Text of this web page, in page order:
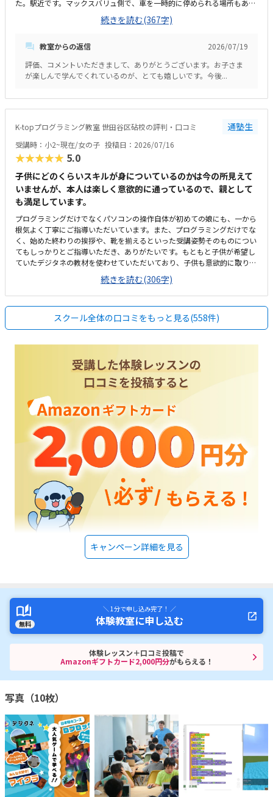
た。駅近です。マックスバリュ側で、車を一時的に停められる場所もある
ので通学に困ることはなくとても便利だと思います。余計なものはなく、
マイクラのぬいぐるみを置いて子ども達がレッスン内容に興味を持てるよ
験も可能で、資格取得までのロードマップも明示してくれるので、適切な
しみにしてて、レッスンもウキウキで出てくるので、通わせて良かったと
思います。
続きを読む(367字)
教室からの返信
2026/07/19
評価、コメントいただきまして、ありがとうございます。お子さま
が楽しんで学んでくれているのが、とても嬉しいです。今後...
K-topプログラミング教室 世田谷区砧校の評判・口コミ 通塾生
受講時：小2~現在/女の子 投稿日：2026/07/16
★★★★★ 5.0
子供にどのくらいスキルが身についているのかは今の所見えて
いませんが、本人は楽しく意欲的に通っているので、親として
も満足しています。
プログラミングだけでなくパソコンの操作自体が初めての娘にも、一から
根気よく丁寧にご指導いただいています。また、プログラミングだけでな
く、始めた終わりの挨拶や、靴を揃えるといった受講姿勢そのものについ
てもしっかりとご指導いただき、ありがたいです。もともと子供が希望し
ていたデジタネの教材を使わせていただいており、子供も意欲的に取り組
んでいます。看板などが無いためGoogleマップで見ても最初だけ場所が
わかりづらかったですが、覚えれば問題ありません。シンプルで余計なも
のが無く、集中できるスペースになっていると思います。安くはありませ
んが高すぎるとも感じず、レッスンの回数や内容を踏まえると相応な料金
だと思います。
続きを読む(306字)
スクール全体の口コミをもっと見る(558件)
キャンペーン詳細を見る
無料
＼ 1分で申し込み完了！ ／
体験教室に申し込む
体験レッスン＋口コミ投稿で
Amazonギフトカード2,000円分がもらえる！
写真（10枚）